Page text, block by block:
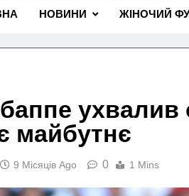
НОВИНИ ЖІНОЧИЙ
ухвалив
майбутнє
9 Місяців Ago 0 1 Mins